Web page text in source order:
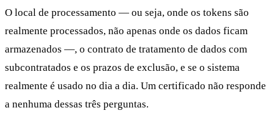
O local de processamento — ou seja, onde os tokens são
realmente processados, não apenas onde os dados ficam
armazenados —, o contrato de tratamento de dados com
subcontratados e os prazos de exclusão, e se o sistema
realmente é usado no dia a dia. Um certificado não responde
a nenhuma dessas três perguntas.